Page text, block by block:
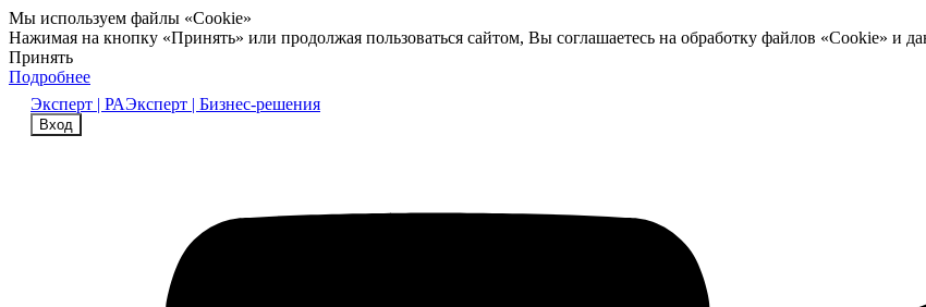
Мы используем файлы «Cookie»
Нажимая на кнопку «Принять» или продолжая пользоваться сайтом, Вы соглашаетесь на обработку файлов «Cookie» и
Принять
Подробнее
Эксперт | РАЭксперт | Бизнес-решения
Вход